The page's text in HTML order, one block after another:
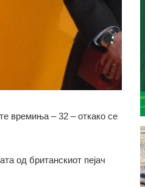
времиња – 32 – откако се
од британскиот пејач